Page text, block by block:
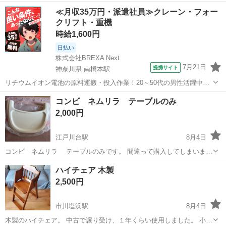
問題無く、カバーとかをかけてもらえばと使えます。 まとめてもらえ
れば値引き対応もしたいと思います。 ノークレーム、ノーリターンで
宜しくお願いします
千葉 習志野市 新習志野駅 ベビー用品
≪月収35万円・派遣社員≫クレーン・フォー
クリフト・重機
時給1,600円
日払い
株式会社BREXA Next
神奈川県 南橋本駅
提携サイト 7月21日
リチウムイオン電池の原料運搬・投入作業！20～50代の男性活躍中★
ワンルーム寮完備！赴任旅費会社負担！年間休日130日★フォークリフ
ト免許お持ちの方、活躍中！就業先食堂利用可★《神奈川県相模原
市》 人気の工場のお仕事 ◇電...
神奈川 相模原市 南橋本駅
コンビ ネムリラ テーブルのみ
2,000円
江戸川台駅
8月4日
コンビ ネムリラ テーブルのみです。 間違って購入してしまいまし
た。 箱から開けましたが使用していません。 お値下げは不可です。
宜しくお願いします。
千葉 流山市 江戸川台駅 ベビー用品
ハイチェア 木製
2,500円
市川塩浜駅
8月4日
木製のハイチェア。 中古で譲り受け、１年くらい使用しました。 小さ